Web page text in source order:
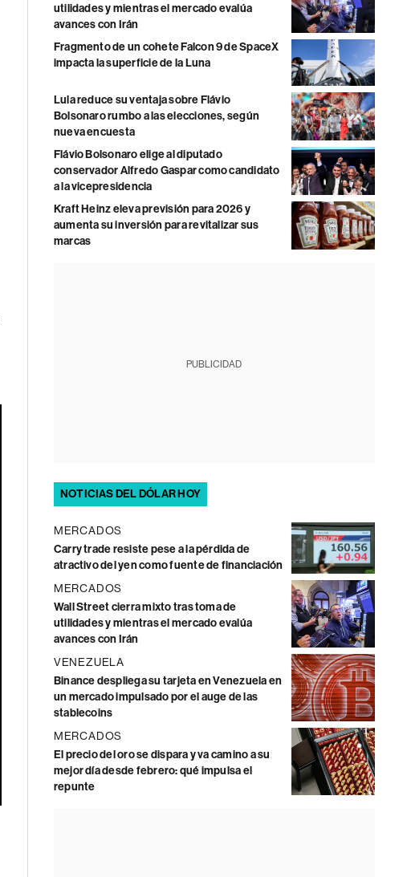
utilidades y mientras el mercado evalúa
avances con Irán
Fragmento de un cohete Falcon 9 de SpaceX
impacta la superficie de la Luna
Lula reduce su ventaja sobre Flávio
Bolsonaro rumbo a las elecciones, según
nueva encuesta
Flávio Bolsonaro elige al diputado
conservador Alfredo Gaspar como candidato
a la vicepresidencia
Kraft Heinz eleva previsión para 2026 y
aumenta su inversión para revitalizar sus
marcas
PUBLICIDAD
NOTICIAS DEL DÓLAR HOY
MERCADOS
Carry trade resiste pese a la pérdida de
atractivo del yen como fuente de financiación
MERCADOS
Wall Street cierra mixto tras toma de
utilidades y mientras el mercado evalúa
avances con Irán
VENEZUELA
Binance despliega su tarjeta en Venezuela en
un mercado impulsado por el auge de las
stablecoins
MERCADOS
El precio del oro se dispara y va camino a su
mejor día desde febrero: qué impulsa el
repunte